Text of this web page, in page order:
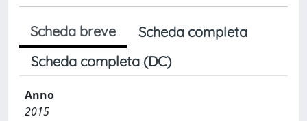
Scheda breve
Scheda completa
Scheda completa (DC)
Anno
2015